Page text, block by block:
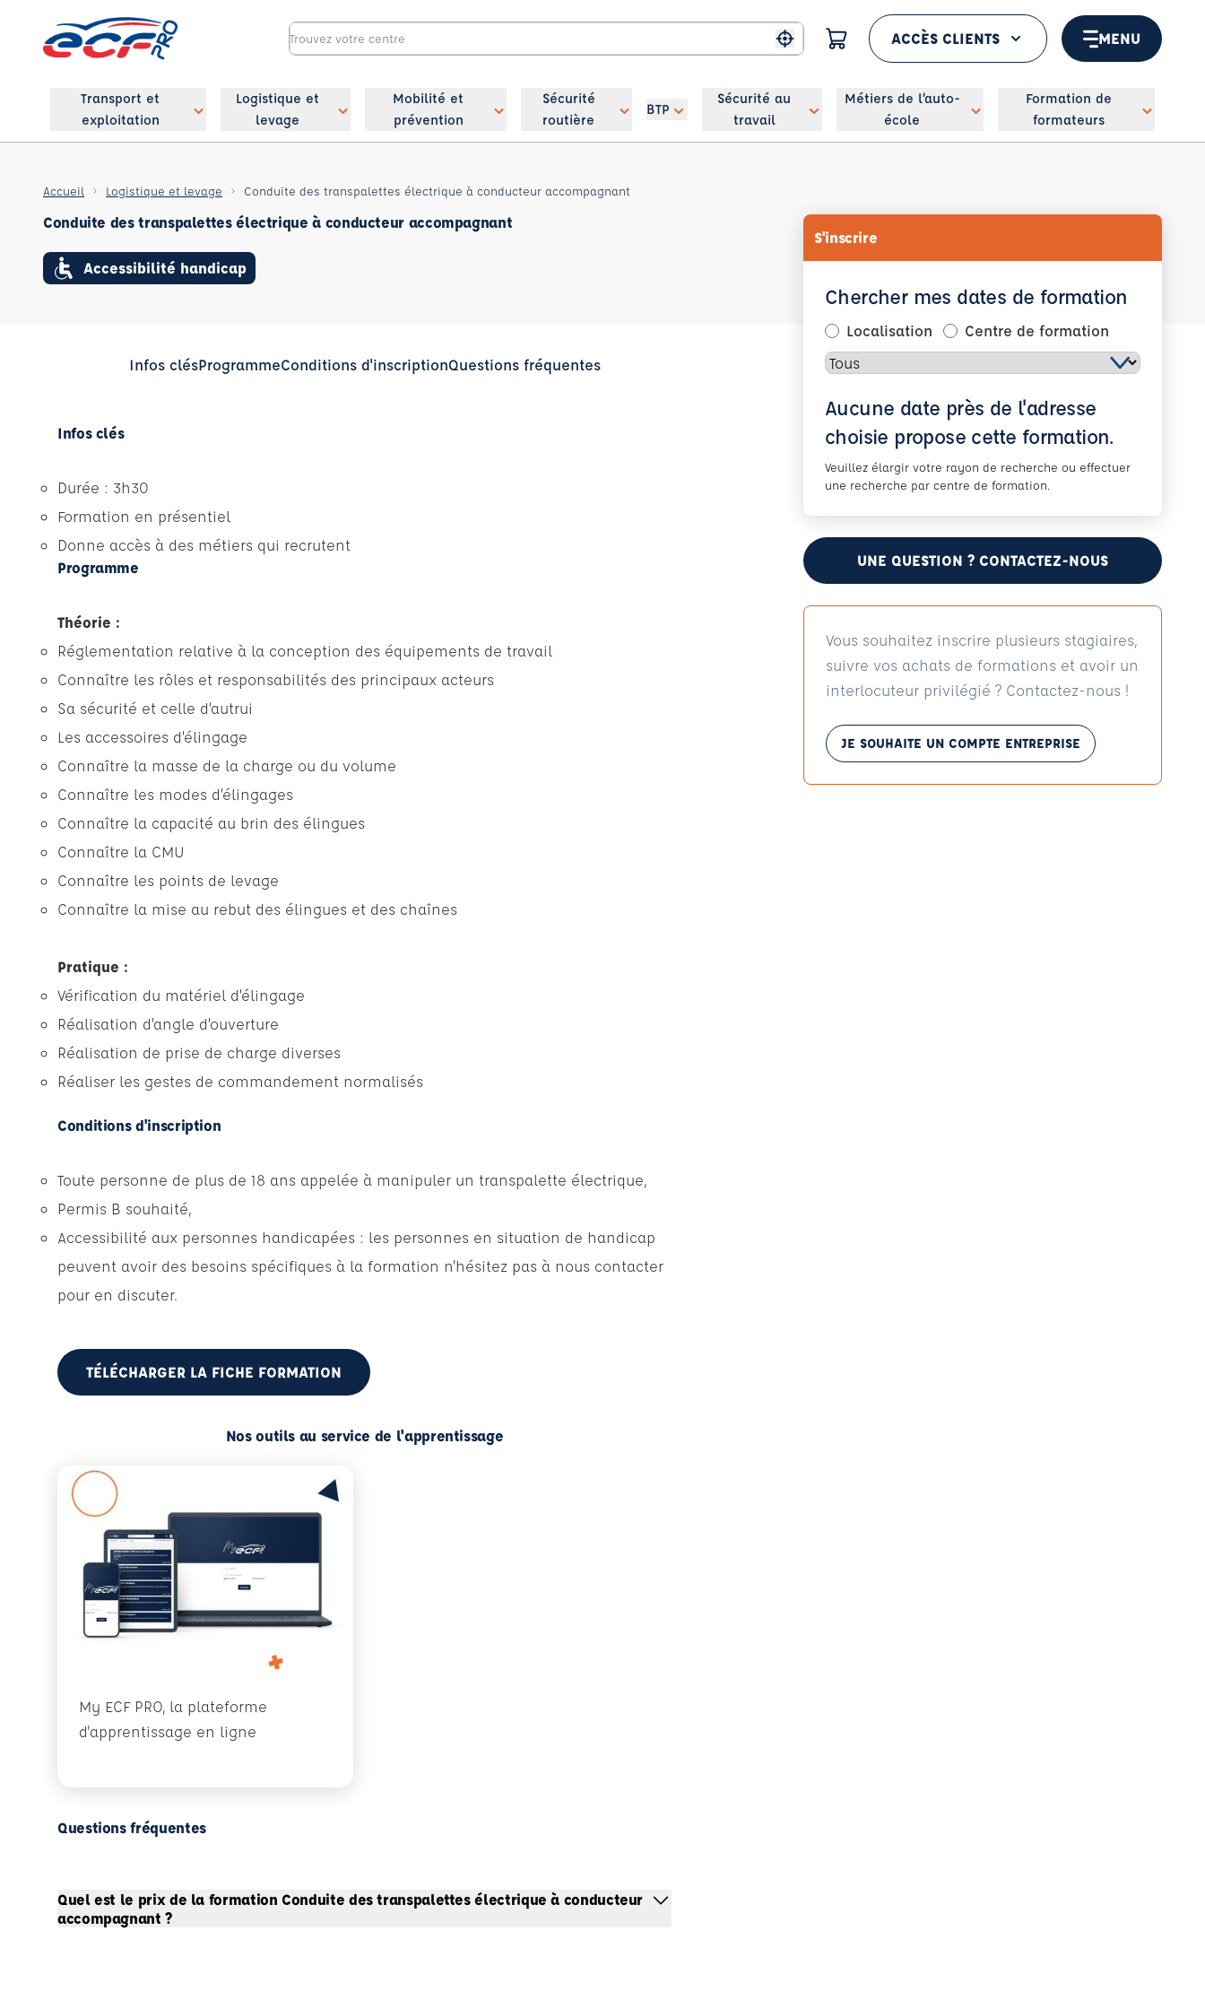
Me géolocaliser
ACCÈS CLIENTS MENU
Transport et
exploitation
Logistique et
levage
Mobilité et
prévention
Sécurité
routière
BTP
Sécurité au
travail
Métiers de l’auto-
école
Formation de
formateurs
Accueil Logistique et levage Conduite des transpalettes électrique à conducteur accompagnant
Conduite des transpalettes électrique à conducteur accompagnant
Accessibilité handicap
Infos clésProgrammeConditions d'inscriptionQuestions fréquentes
Infos clés
Durée : 3h30
Formation en présentiel
Donne accès à des métiers qui recrutent
Programme
Théorie :
Réglementation relative à la conception des équipements de travail
Connaître les rôles et responsabilités des principaux acteurs
Sa sécurité et celle d’autrui
Les accessoires d’élingage
Connaître la masse de la charge ou du volume
Connaître les modes d’élingages
Connaître la capacité au brin des élingues
Connaître la CMU
Connaître les points de levage
Connaître la mise au rebut des élingues et des chaînes
Pratique :
Vérification du matériel d’élingage
Réalisation d’angle d’ouverture
Réalisation de prise de charge diverses
Réaliser les gestes de commandement normalisés
Conditions d'inscription
Toute personne de plus de 18 ans appelée à manipuler un transpalette électrique,
Permis B souhaité,
Accessibilité aux personnes handicapées : les personnes en situation de handicap
peuvent avoir des besoins spécifiques à la formation n’hésitez pas à nous contacter
pour en discuter.
TÉLÉCHARGER LA FICHE FORMATION
Nos outils au service de l'apprentissage
My ECF PRO, la plateforme
d'apprentissage en ligne
Questions fréquentes
Quel est le prix de la formation Conduite des transpalettes électrique à conducteur
accompagnant ?
S'inscrire
Chercher mes dates de formation
Localisation Centre de formation
Aucune date près de l'adresse
choisie propose cette formation.
Veuillez élargir votre rayon de recherche ou effectuer
une recherche par centre de formation.
UNE QUESTION ? CONTACTEZ-NOUS
Vous souhaitez inscrire plusieurs stagiaires,
suivre vos achats de formations et avoir un
interlocuteur privilégié ? Contactez-nous !
JE SOUHAITE UN COMPTE ENTREPRISE